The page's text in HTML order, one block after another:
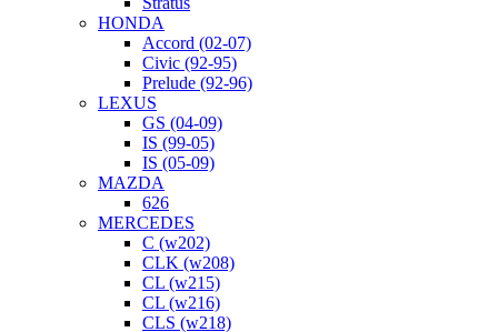
HONDA
Accord (02-07)
Civic (92-95)
Prelude (92-96)
LEXUS
GS (04-09)
IS (99-05)
IS (05-09)
MAZDA
626
MERCEDES
C (w202)
CLK (w208)
CL (w215)
CL (w216)
CLS (w218)